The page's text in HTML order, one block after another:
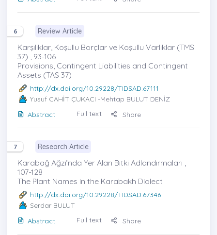
6 Review Article
Karşılıklar, Koşullu Borçlar ve Koşullu Varlıklar (TMS
37) , 93-106
Provisions, Contingent Liabilities and Contingent
Assets (TAS 37)
http://dx.doi.org/10.29228/TIDSAD.67111
Yusuf CAHİT ÇUKACI -Mehtap BULUT DENİZ
Abstract
Full text Share
7 Research Article
Karabağ Ağzı’nda Yer Alan Bitki Adlandırmaları ,
107-128
The Plant Names in the Karabakh Dialect
http://dx.doi.org/10.29228/TIDSAD.67346
Serdar BULUT
Abstract
Full text Share